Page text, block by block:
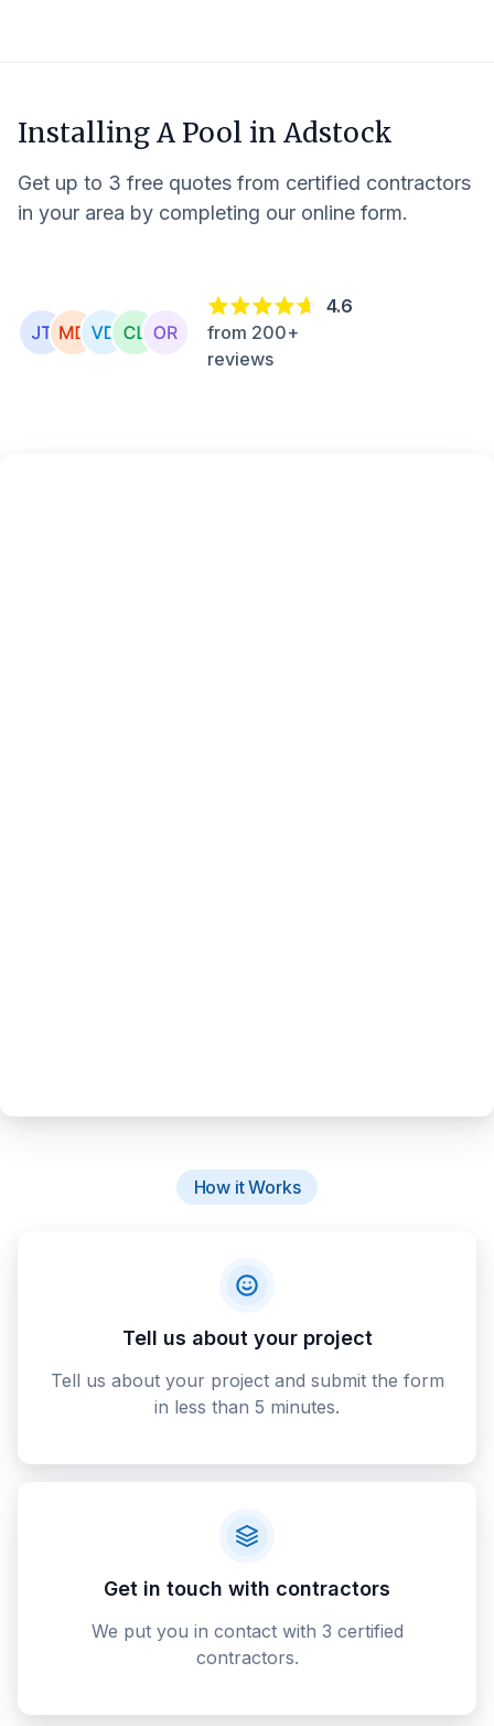
Installing A Pool in Adstock
Get up to 3 free quotes from certified contractors
in your area by completing our online form.
4.6
from 200+
reviews
How it Works
Tell us about your project
Tell us about your project and submit the form
in less than 5 minutes.
Get in touch with contractors
We put you in contact with 3 certified
contractors.